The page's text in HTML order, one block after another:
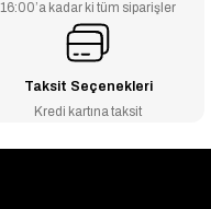
16:00’a kadar ki tüm siparişler
Taksit Seçenekleri
Kredi kartına taksit